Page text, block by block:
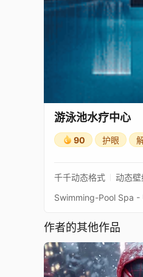
游泳池水疗中心
90 护眼
千千动态格式 动态壁
作者的其他作品